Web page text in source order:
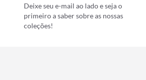
Deixe seu e-mail ao lado e seja o
primeiro a saber sobre as nossas
coleções!